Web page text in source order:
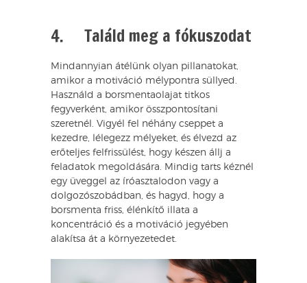
4. Találd meg a fókuszodat
Mindannyian átélünk olyan pillanatokat,
amikor a motiváció mélypontra süllyed.
Használd a borsmentaolajat titkos
fegyverként, amikor összpontosítani
szeretnél. Vigyél fel néhány cseppet a
kezedre, lélegezz mélyeket, és élvezd az
erőteljes felfrissülést, hogy készen állj a
feladatok megoldására. Mindig tarts kéznél
egy üveggel az íróasztalodon vagy a
dolgozószobádban, és hagyd, hogy a
borsmenta friss, élénkítő illata a
koncentráció és a motiváció jegyében
alakítsa át a környezetedet.